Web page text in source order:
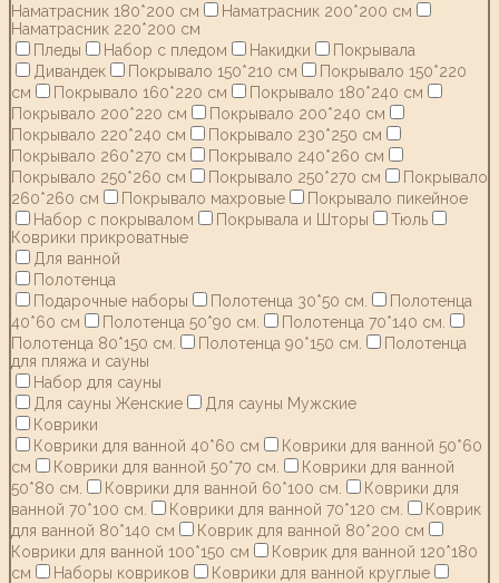
Наматрасник 180*200 см
Наматрасник 200*200 см
Наматрасник 220*200 см
Пледы
Набор с пледом Накидки
Покрывала
Дивандек
Покрывало 150*210 см
Покрывало 150*220
см
Покрывало 160*220 см
Покрывало 180*240 см
Покрывало 200*220 см
Покрывало 200*240 см
Покрывало 220*240 см
Покрывало 230*250 см
Покрывало 260*270 см
Покрывало 240*260 см
Покрывало 250*260 см
Покрывало 250*270 см
Покрывало
260*260 см
Покрывало махровые
Покрывало пикейное
Набор с покрывалом
Покрывала и Шторы
Тюль
Коврики прикроватные
Для ванной
Полотенца
Подарочные наборы
Полотенца 30*50 см.
Полотенца
40*60 см
Полотенца 50*90 см.
Полотенца 70*140 см.
Полотенца 80*150 см.
Полотенца 90*150 см.
Полотенца
для пляжа и сауны
Набор для сауны
Для сауны Женские
Для сауны Мужские
Коврики
Коврики для ванной 40*60 см
Коврики для ванной 50*60
см
Коврики для ванной 50*70 см.
Коврики для ванной
50*80 см.
Коврики для ванной 60*100 см.
Коврики для
ванной 70*100 см.
Коврики для ванной 70*120 см.
Коврик
для ванной 80*140 см
Коврик для ванной 80*200 см
Коврики для ванной 100*150 см
Коврик для ванной 120*180
см
Наборы ковриков
Коврики для ванной круглые